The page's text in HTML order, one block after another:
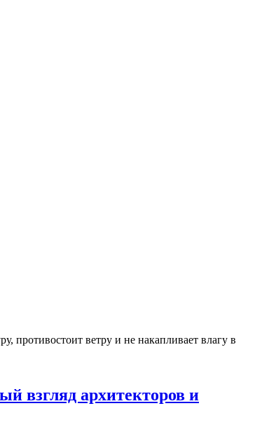
противостоит ветру и не накапливает влагу в
взгляд архитекторов и